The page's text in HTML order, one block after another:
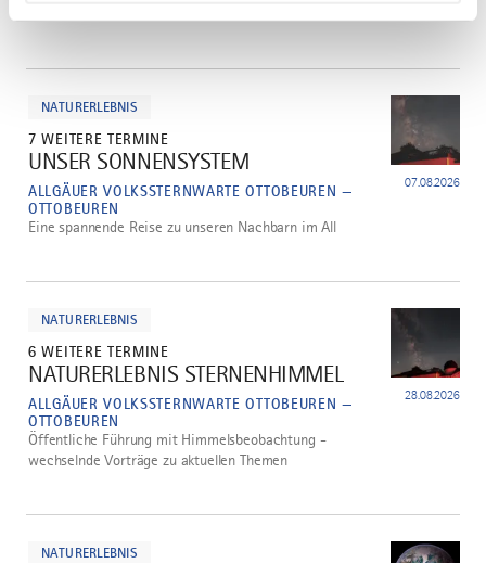
NATURERLEBNIS
7 WEITERE TERMINE
1
UNSER SONNENSYSTEM
ALLGÄUER VOLKSSTERNWARTE OTTOBEUREN —
OTTOBEUREN
07.08.2026
Eine spannende Reise zu unseren Nachbarn im All
NATURERLEBNIS
6 WEITERE TERMINE
2
NATURERLEBNIS STERNENHIMMEL
ALLGÄUER VOLKSSTERNWARTE OTTOBEUREN —
OTTOBEUREN
28.08.2026
Öffentliche Führung mit Himmelsbeobachtung -
wechselnde Vorträge zu aktuellen Themen
NATURERLEBNIS